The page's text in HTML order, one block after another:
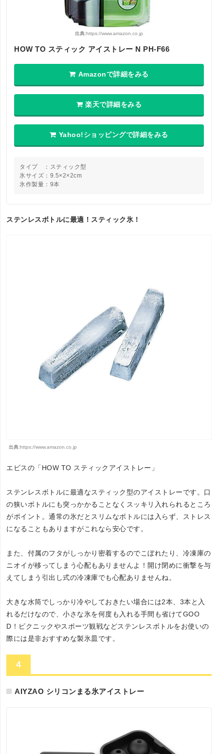
出典:https://www.amazon.co.jp
HOW TO スティック アイストレー N PH-F66
Amazonで詳細をみる
楽天で詳細をみる
Yahoo!ショッピングで詳細をみる
タイプ ：スティック型
氷サイズ：9.5×2×2cm
氷作製量：9本
ステンレスボトルに最適！スティック氷！
出典:https://www.amazon.co.jp
エビスの「HOW TO スティックアイストレー」
ステンレスボトルに最適なスティック型のアイストレーです。口
の狭いボトルにも突っかかることなくスッキリ入れられるところ
がポイント。通常の氷だとスリムなボトルには入らず、ストレス
になることもありますがこれなら安心です。
また、付属のフタがしっかり密着するのでこぼれたり、冷凍庫の
ニオイが移ってしまう心配もありませんよ！開け閉めに衝撃を与
えてしまう引出し式の冷凍庫でも心配ありませんね。
大きな水筒でしっかり冷やしておきたい場合には2本、3本と入
れるだけなので、小さな氷を何度も入れる手間も省けてGOO
D！ピクニックやスポーツ観戦などステンレスボトルをお使いの
際には是非おすすめな製氷皿です。
4
AIYZAO シリコンまる氷アイストレー